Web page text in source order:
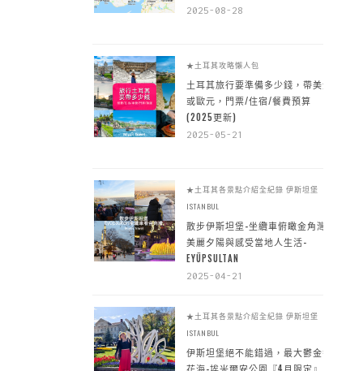
2025-08-28
★土耳其攻略懶人包
土耳其旅行要準備多少錢，帶美金
或歐元，門票/住宿/餐費預算
(2025更新)
2025-05-21
★土耳其各景點介紹全紀錄 伊斯坦堡
ISTANBUL
散步伊斯坦堡-坐纜車俯瞰金角灣
美麗夕陽與感受當地人生活-
EYÜPSULTAN
2025-04-21
★土耳其各景點介紹全紀錄 伊斯坦堡
ISTANBUL
伊斯坦堡絕不能錯過，最大鬱金香
花海-埃米爾安公園『4月限定』